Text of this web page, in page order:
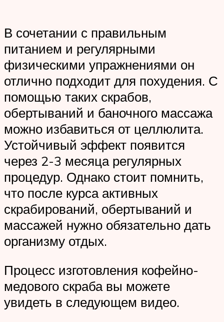
В сочетании с правильным
питанием и регулярными
физическими упражнениями он
отлично подходит для похудения. С
помощью таких скрабов,
обертываний и баночного массажа
можно избавиться от целлюлита.
Устойчивый эффект появится
через 2-3 месяца регулярных
процедур. Однако стоит помнить,
что после курса активных
скрабирований, обертываний и
массажей нужно обязательно дать
организму отдых.
Процесс изготовления кофейно-
медового скраба вы можете
увидеть в следующем видео.